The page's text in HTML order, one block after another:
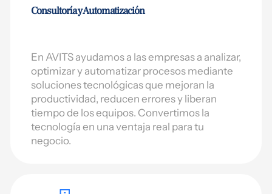
Consultoría y Automatización
En AVITS ayudamos a las empresas a analizar,
optimizar y automatizar procesos mediante
soluciones tecnológicas que mejoran la
productividad, reducen errores y liberan
tiempo de los equipos. Convertimos la
tecnología en una ventaja real para tu
negocio.